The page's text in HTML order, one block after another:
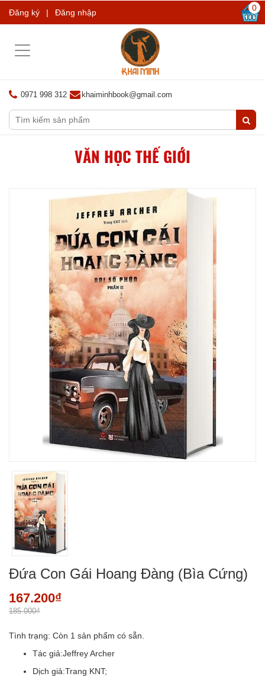
Đăng ký | Đăng nhập 0
Toggle
0971 998 312 khaiminhbook@gmail.com
VĂN HỌC THẾ GIỚI
Đứa Con Gái Hoang Đàng (Bìa Cứng)
167.200₫
185.000₫
Tình trạng: Còn 1 sản phẩm có sẵn.
Tác giả:Jeffrey Archer
Dịch giả:Trang KNT;